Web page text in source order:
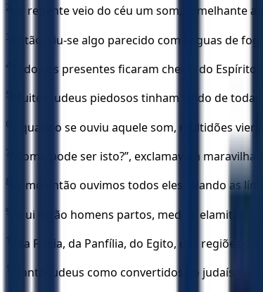
2 de repente veio do céu um som, semelhante
3 Então, viu-se algo parecido com línguas de
4 Todos os presentes ficaram cheios do
5 Muitos judeus piedosos tinham vindo de
6 E quando se ouviu aquele som, multidões
7 “Como pode ser isto?”, exclamavam
8 Como então ouvimos todos eles falando as
9 Aqui estão homens partos, medos, elamitas,
10 da Frígia, da Panfília, do Egito, das regiões
11 tanto judeus como convertidos ao